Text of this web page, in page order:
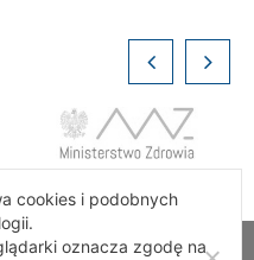
cookies i podobnych
oznacza zgodę na